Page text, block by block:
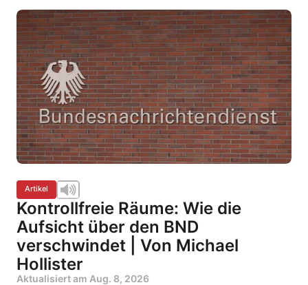
Artikel
Kontrollfreie Räume: Wie die
Aufsicht über den BND
verschwindet | Von Michael
Hollister
Aktualisiert am Aug. 8, 2026